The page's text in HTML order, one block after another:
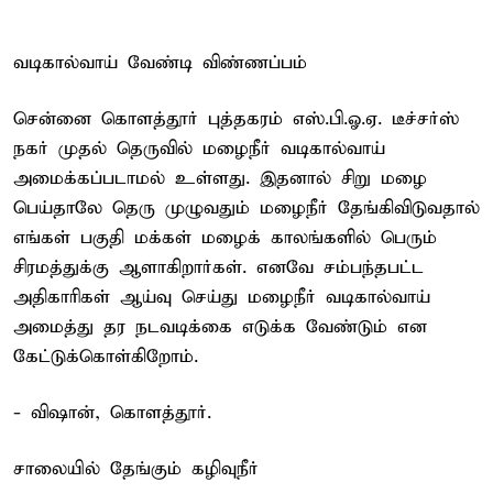
வடிகால்வாய் வேண்டி விண்ணப்பம்
சென்னை கொளத்தூர் புத்தகரம் எஸ்.பி.ஓ.ஏ. டீச்சர்ஸ்
நகர் முதல் தெருவில் மழைநீர் வடிகால்வாய்
அமைக்கப்படாமல் உள்ளது. இதனால் சிறு மழை
பெய்தாலே தெரு முழுவதும் மழைநீர் தேங்கிவிடுவதால்
எங்கள் பகுதி மக்கள் மழைக் காலங்களில் பெரும்
சிரமத்துக்கு ஆளாகிறார்கள். எனவே சம்பந்தபட்ட
அதிகாரிகள் ஆய்வு செய்து மழைநீர் வடிகால்வாய்
அமைத்து தர நடவடிக்கை எடுக்க வேண்டும் என
கேட்டுக்கொள்கிறோம்.
- விஷான், கொளத்தூர்.
சாலையில் தேங்கும் கழிவுநீர்